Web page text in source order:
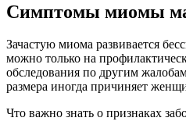
Симптомы миомы
Зачастую миома развивается
можно только на
обследования по другим
размера иногда причиняет
Что важно знать о признаках